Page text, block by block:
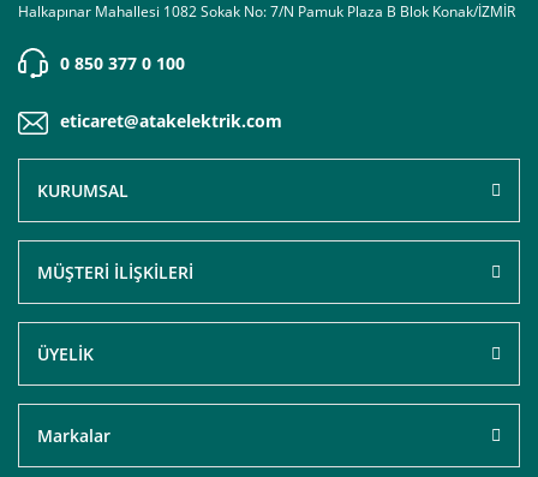
Halkapınar Mahallesi 1082 Sokak No: 7/N Pamuk Plaza B Blok Konak/İZMİR
0 850 377 0 100
eticaret@atakelektrik.com
KURUMSAL
MÜŞTERİ İLİŞKİLERİ
ÜYELİK
Markalar